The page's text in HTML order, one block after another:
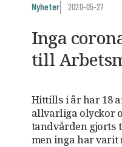
Nyheter 2020-05-27
Inga
till
Hittills i år har 18
allvarliga olyckor
tandvården gjorts
men inga har varit